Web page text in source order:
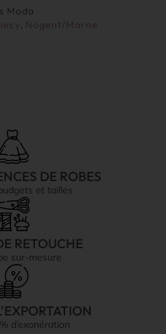
Moda
, Nogent/Marne
DE ROBES
et tailles
RETOUCHE
sur-mesure
d’exonération